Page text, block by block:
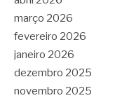
março 2026
fevereiro 2026
janeiro 2026
dezembro 2025
novembro 2025